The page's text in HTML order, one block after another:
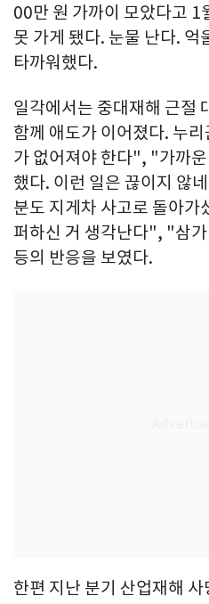
00만 원 가까이 모았다고 1
못 가게 됐다. 눈물 난다.
타까워했다.
일각에서는 중대재해 근절
함께 애도가 이어졌다. 누
가 없어져야 한다", "가까
했다. 이런 일은 끊이지 않
분도 지게차 사고로 돌아가
퍼하신 거 생각난다", "삼
등의 반응을 보였다.
한편 지난 분기 산업재해